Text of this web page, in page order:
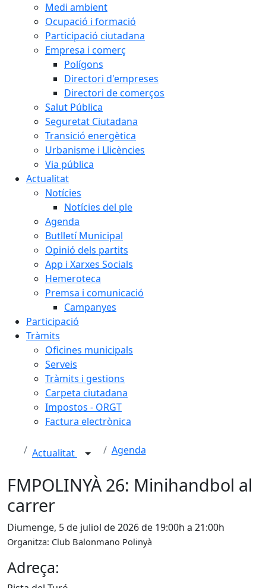
Medi ambient
Ocupació i formació
Participació ciutadana
Empresa i comerç
Polígons
Directori d'empreses
Directori de comerços
Salut Pública
Seguretat Ciutadana
Transició energètica
Urbanisme i Llicències
Via pública
Actualitat
Notícies
Notícies del ple
Agenda
Butlletí Municipal
Opinió dels partits
App i Xarxes Socials
Hemeroteca
Premsa i comunicació
Campanyes
Participació
Tràmits
Oficines municipals
Serveis
Tràmits i gestions
Carpeta ciutadana
Impostos - ORGT
Factura electrònica
Actualitat Agenda
FMPOLINYÀ 26: Minihandbol al
carrer
Diumenge, 5 de juliol de 2026 de 19:00h a 21:00h
Organitza: Club Balonmano Polinyà
Adreça: